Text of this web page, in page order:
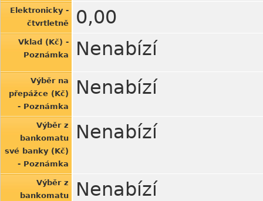
Elektronicky -
čtvrtletně
0,00
Vklad (Kč) -
Poznámka
Nenabízí
Výběr na
přepážce (Kč)
- Poznámka
Nenabízí
Výběr z
bankomatu
své banky (Kč)
- Poznámka
Nenabízí
Výběr z
bankomatu
Nenabízí